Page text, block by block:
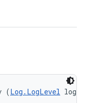
(Log.LogLevel